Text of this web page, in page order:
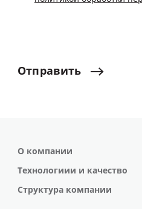
Отправить
О компании
Технологиии и качество
Структура компании